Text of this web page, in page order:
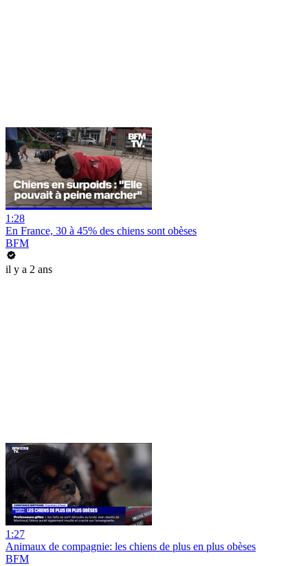
1:28
En France, 30 à 45% des chiens sont obèses
BFM
il y a 2 ans
1:27
Animaux de compagnie: les chiens de plus en plus obèses
BFM